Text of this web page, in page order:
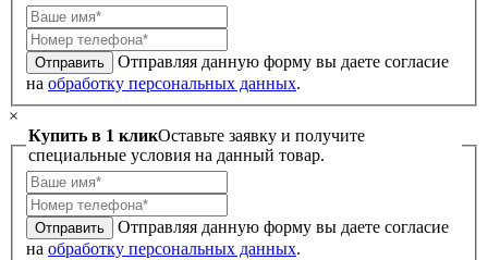
Отправить
Отправляя данную форму вы даете согласие
на обработку персональных данных.
×
Купить в 1 кликОставьте заявку и получите
специальные условия на данный товар.
Отправить
Отправляя данную форму вы даете согласие
на обработку персональных данных.